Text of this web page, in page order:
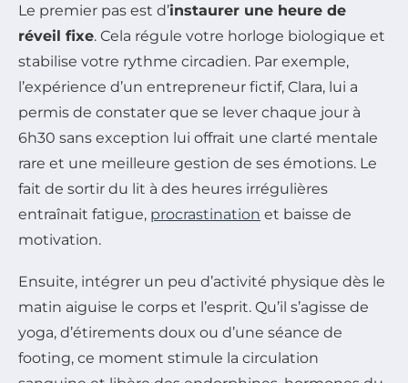
Le premier pas est d’instaurer une heure de
réveil fixe. Cela régule votre horloge biologique et
stabilise votre rythme circadien. Par exemple,
l’expérience d’un entrepreneur fictif, Clara, lui a
permis de constater que se lever chaque jour à
6h30 sans exception lui offrait une clarté mentale
rare et une meilleure gestion de ses émotions. Le
fait de sortir du lit à des heures irrégulières
entraînait fatigue, procrastination et baisse de
motivation.
Ensuite, intégrer un peu d’activité physique dès le
matin aiguise le corps et l’esprit. Qu’il s’agisse de
yoga, d’étirements doux ou d’une séance de
footing, ce moment stimule la circulation